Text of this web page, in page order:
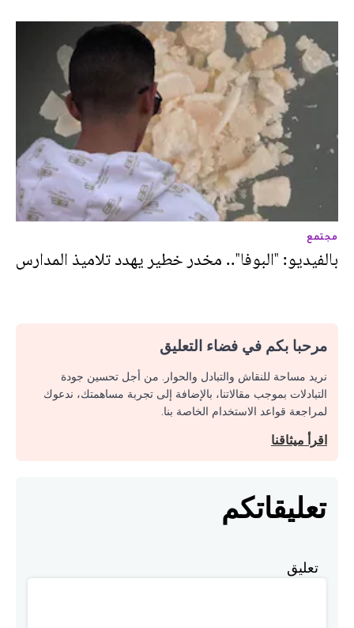
مجتمع
بالفيديو: "البوفا".. مخدر خطير يهدد تلاميذ المدارس
مرحبا بكم في فضاء التعليق
نريد مساحة للنقاش والتبادل والحوار. من أجل تحسين جودة
التبادلات بموجب مقالاتنا، بالإضافة إلى تجربة مساهمتك، ندعوك
لمراجعة قواعد الاستخدام الخاصة بنا.
اقرأ ميثاقنا
تعليقاتكم
تعليق